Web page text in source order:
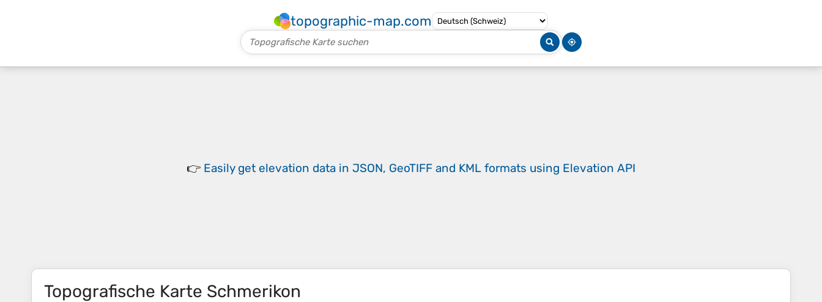
topographic-map.com
👉 Easily get elevation data in JSON, GeoTIFF and KML formats using Elevation API
Topografische Karte Schmerikon